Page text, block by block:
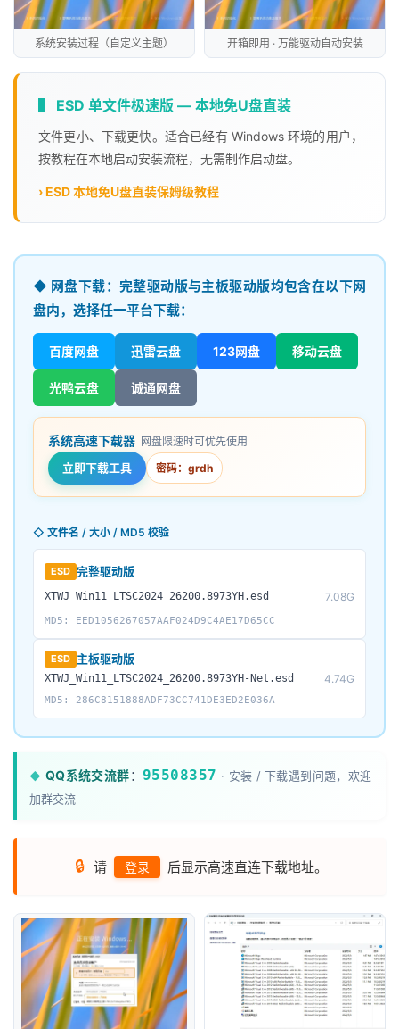
系统安装过程（自定义主题） 开箱即用 · 万能驱动自动安装
▌ ESD 单文件极速版 — 本地免U盘直装
文件更小、下载更快。适合已经有 Windows 环境的用户，
按教程在本地启动安装流程，无需制作启动盘。
› ESD 本地免U盘直装保姆级教程
◆ 网盘下载：完整驱动版与主板驱动版均包含在以下网
盘内，选择任一平台下载：
百度网盘 迅雷云盘 123网盘 移动云盘
光鸭云盘 诚通网盘
系统高速下载器 网盘限速时可优先使用
立即下载工具 密码：grdh
◇ 文件名 / 大小 / MD5 校验
ESD 完整驱动版
XTWJ_Win11_LTSC2024_26200.8973YH.esd 7.08G
MD5: EED1056267057AAF024D9C4AE17D65CC
ESD 主板驱动版
XTWJ_Win11_LTSC2024_26200.8973YH-Net.esd 4.74G
MD5: 286C8151888ADF73CC741DE3ED2E036A
◆ QQ系统交流群： 95508357 · 安装 / 下载遇到问题，欢迎
加群交流
🔒 请 登录 后显示高速直连下载地址。